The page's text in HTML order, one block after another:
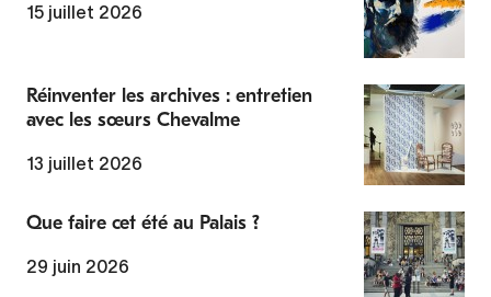
15 juillet 2026
Réinventer les archives : entretien
avec les sœurs Chevalme
13 juillet 2026
Que faire cet été au Palais ?
29 juin 2026